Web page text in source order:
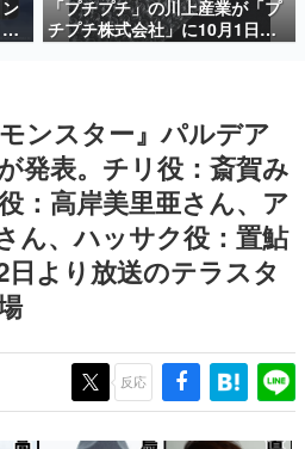
ルゲーム市場を担う若きクリエイター達
のルーツと情熱を探っていきます。
響を受けた作家さんに取材し、ゲームが
産業やカルチャーに与えた影響を探る企
ゲーム産業史
ゲーム史における主要なトピック・タイト
か、開発者へのインタビューや識者による
年の歴史が一望できる決定版！
〜ゲームクリエイターの青春〜
ペンと箸』等で知られるマンガ家・田中圭
ム業界レポートマンガです。
は面白い？
氏がゲームの魅力を画面や操作の
き明かしていく、硬派で骨太な評論連載
「プチプチ」の川上産業が「プ
チプチ株式会社」に10月1日よ
り社名変更へ。創業58年で初め
ンスター』パルデア
発表。チリ役：斎賀み
：高岸美里亜さん、ア
ん、ハッサク役：置鮎
より放送のテラスタ
反応